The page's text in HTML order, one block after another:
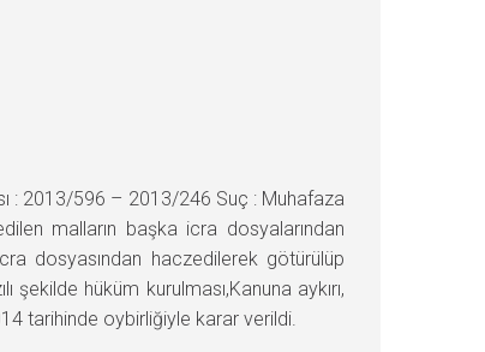
: 2013/596 – 2013/246 Suç : Muhafaza
malların başka icra dosyalarından
dosyasından haczedilerek götürülüp
hüküm kurulması,Kanuna aykırı,
tarihinde oybirliğiyle karar verildi.